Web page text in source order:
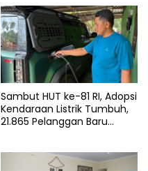
Sambut HUT ke-81 RI, Adopsi
Kendaraan Listrik Tumbuh,
21.865 Pelanggan Baru